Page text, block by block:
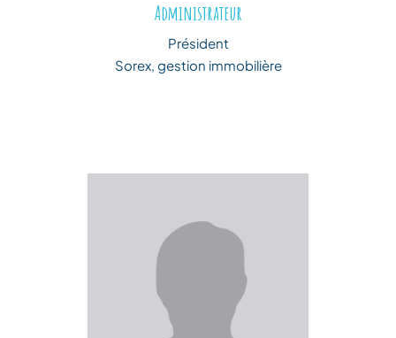
Administrateur
Président
Sorex, gestion immobilière